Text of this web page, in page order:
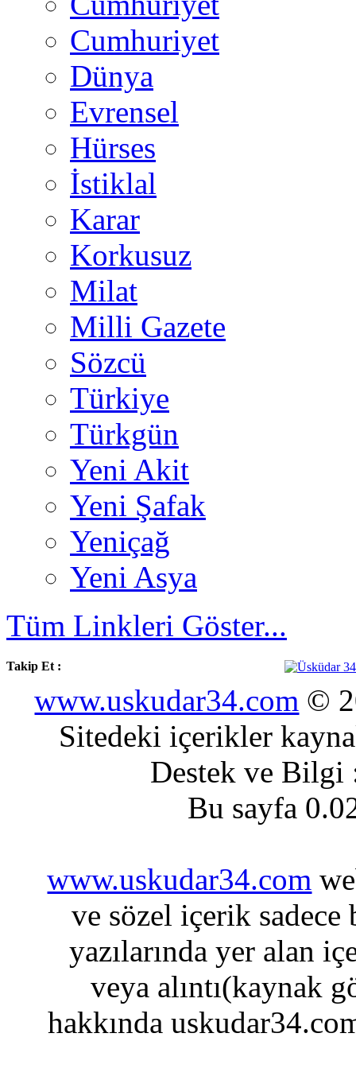
Cumhuriyet
Dünya
Evrensel
Hürses
İstiklal
Karar
Korkusuz
Milat
Milli Gazete
Sözcü
Türkiye
Türkgün
Yeni Akit
Yeni Şafak
Yeniçağ
Yeni Asya
Tüm Linkleri Göster...
Takip Et :
www.uskudar34.com ©
Sitedeki içerikler
Destek ve
Bu sayfa
www.uskudar34.com
ve sözel içerik sadece
yazılarında yer alan
veya alıntı(kaynak
hakkında